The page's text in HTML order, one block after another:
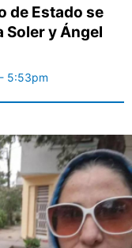
de Estado se
Soler y Ángel
5:53pm